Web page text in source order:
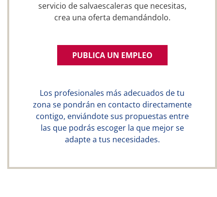
servicio de salvaescaleras que necesitas,
crea una oferta demandándolo.
PUBLICA UN EMPLEO
Los profesionales más adecuados de tu
zona se pondrán en contacto directamente
contigo, enviándote sus propuestas entre
las que podrás escoger la que mejor se
adapte a tus necesidades.